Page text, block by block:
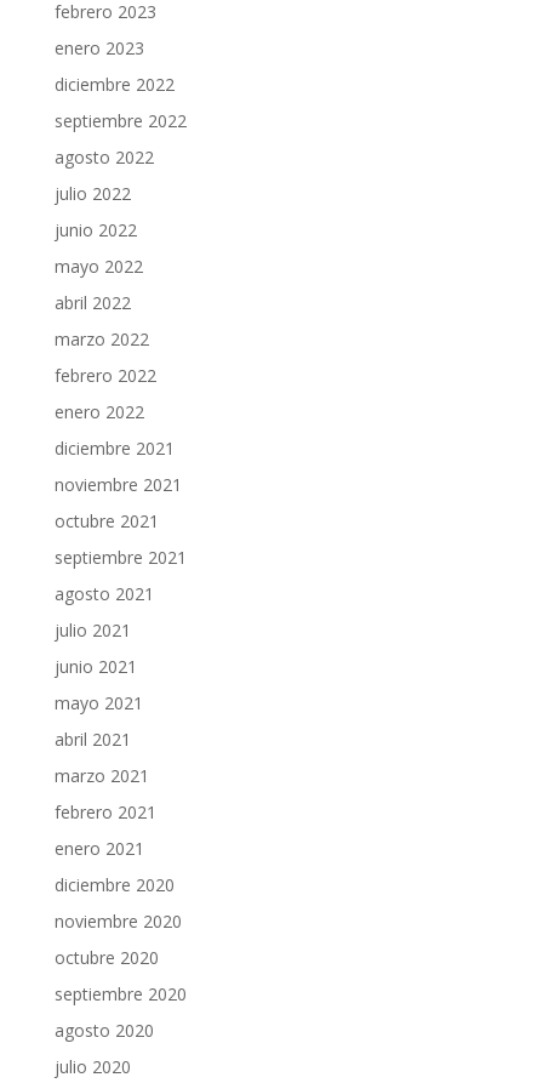
febrero 2023
enero 2023
diciembre 2022
septiembre 2022
agosto 2022
julio 2022
junio 2022
mayo 2022
abril 2022
marzo 2022
febrero 2022
enero 2022
diciembre 2021
noviembre 2021
octubre 2021
septiembre 2021
agosto 2021
julio 2021
junio 2021
mayo 2021
abril 2021
marzo 2021
febrero 2021
enero 2021
diciembre 2020
noviembre 2020
octubre 2020
septiembre 2020
agosto 2020
julio 2020